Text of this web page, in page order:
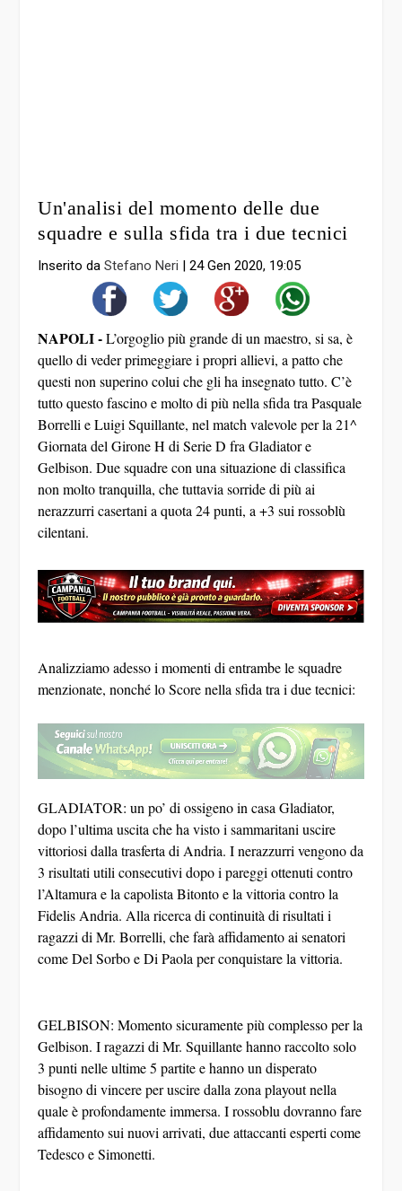
Un'analisi del momento delle due
squadre e sulla sfida tra i due tecnici
Inserito daStefano Neri |24 Gen 2020, 19:05
NAPOLI -L’orgoglio più grande di un maestro, si sa, è
quello di veder primeggiare i propri allievi, a patto che
questi non superino colui che gli ha insegnato tutto. C’è
tutto questo fascino e molto di più nella sfida tra Pasquale
Borrelli e Luigi Squillante, nel match valevole per la 21^
Giornata del Girone H di Serie D fra Gladiator e
Gelbison. Due squadre con una situazione di classifica
non molto tranquilla, che tuttavia sorride di più ai
nerazzurri casertani a quota 24 punti, a +3 sui rossoblù
cilentani.
Analizziamo adesso i momenti di entrambe le squadre
menzionate, nonché lo Score nella sfida tra i due tecnici:
GLADIATOR: un po’ di ossigeno in casa Gladiator,
dopo l’ultima uscita che ha visto i sammaritani uscire
vittoriosi dalla trasferta di Andria. I nerazzurri vengono da
3 risultati utili consecutivi dopo i pareggi ottenuti contro
l’Altamura e la capolista Bitonto e la vittoria contro la
Fidelis Andria. Alla ricerca di continuità di risultati i
ragazzi di Mr. Borrelli, che farà affidamento ai senatori
come Del Sorbo e Di Paola per conquistare la vittoria.
GELBISON: Momento sicuramente più complesso per la
Gelbison. I ragazzi di Mr. Squillante hanno raccolto solo
3 punti nelle ultime 5 partite e hanno un disperato
bisogno di vincere per uscire dalla zona playout nella
quale è profondamente immersa. I rossoblu dovranno fare
affidamento sui nuovi arrivati, due attaccanti esperti come
Tedesco e Simonetti.